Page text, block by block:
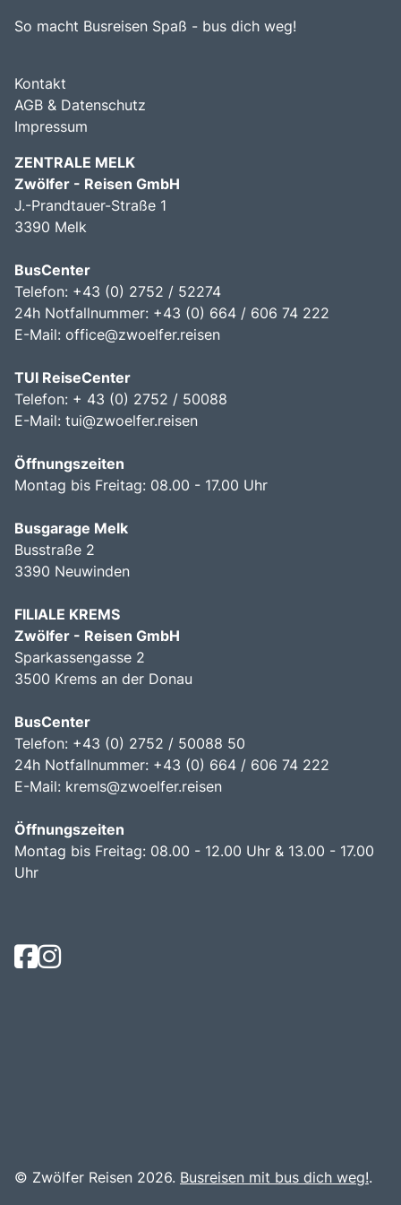
So macht Busreisen Spaß - bus dich weg!
Kontakt
AGB & Datenschutz
Impressum
ZENTRALE MELK
Zwölfer - Reisen GmbH
J.-Prandtauer-Straße 1
3390 Melk
BusCenter
Telefon: +43 (0) 2752 / 52274
24h Notfallnummer: +43 (0) 664 / 606 74 222
E-Mail: office@zwoelfer.reisen
TUI ReiseCenter
Telefon: + 43 (0) 2752 / 50088
E-Mail: tui@zwoelfer.reisen
Öffnungszeiten
Montag bis Freitag: 08.00 - 17.00 Uhr
Busgarage Melk
Busstraße 2
3390 Neuwinden
FILIALE KREMS
Zwölfer - Reisen GmbH
Sparkassengasse 2
3500 Krems an der Donau
BusCenter
Telefon: +43 (0) 2752 / 50088 50
24h Notfallnummer: +43 (0) 664 / 606 74 222
E-Mail: krems@zwoelfer.reisen
Öffnungszeiten
Montag bis Freitag: 08.00 - 12.00 Uhr & 13.00 - 17.00
Uhr
© Zwölfer Reisen 2026. Busreisen mit bus dich weg!.